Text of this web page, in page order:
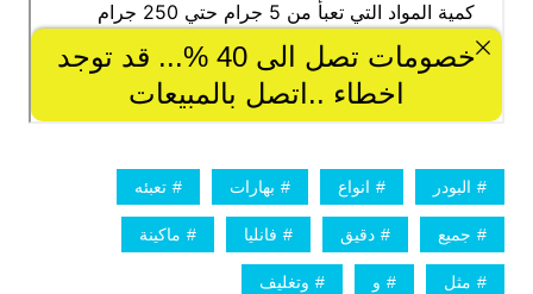
البودر انواع بهارات تعبئه
جميع دقيق فانليا ماكينة
مثل و وتغليف